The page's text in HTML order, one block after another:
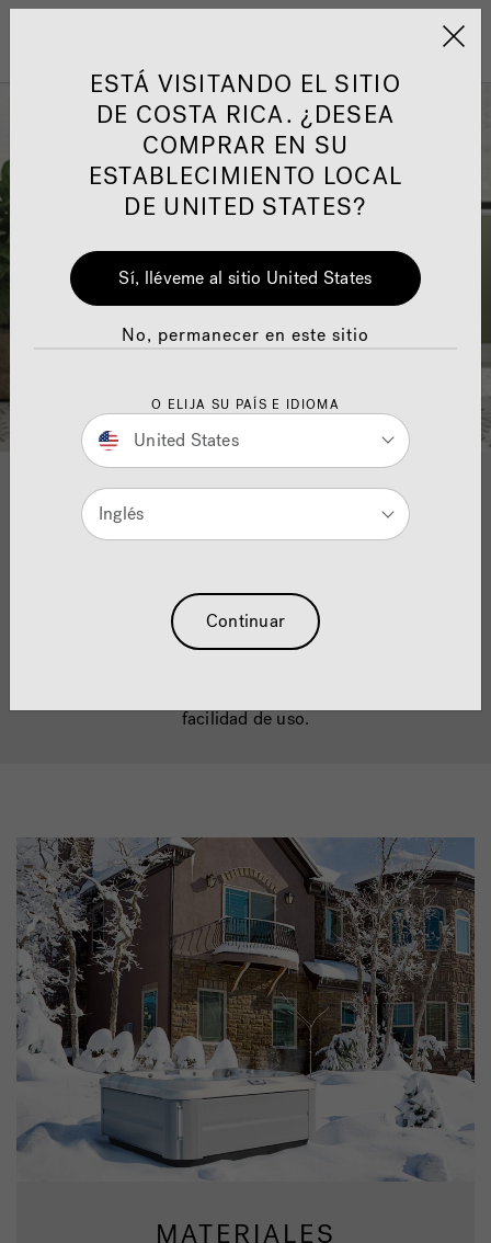
Jacuzzi&reg; Latin
Responsabilidad Social
HIDROMASAJE
CALIDAD
ofrecer confiabilidad, tanto en áreas internas como
externas. Desde la calidad de nuestros materiales
hasta el perfecto equilibrio entre forma y
facilidad de uso.
MATERIALES
ESTÁ VISITANDO EL SITIO
DE COSTA RICA. ¿DESEA
COMPRAR EN SU
ESTABLECIMIENTO LOCAL
DE UNITED STATES?
Sí, lléveme al sitio United States
No, permanecer en este sitio
O ELIJA SU PAÍS E IDIOMA
United States
Inglés
Continuar